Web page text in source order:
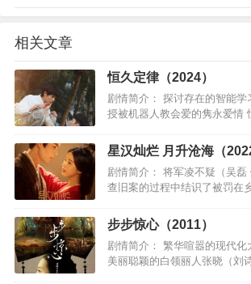
相关文章
恒久定律（2024）
剧情简介： 探讨存在的智能学习，一个冷感历史教
授被机器人教会爱的隽永爱情 恒极智能科技公司研
的恒9（黄礼丰饰演）主要功能
强。对生活冷…
星汉灿烂 月升沧海（
剧情简介： 将军凌不疑（吴磊 饰）大捷归来，在追
查旧案的过程中结识了被罚在
血海深仇的凌不疑与自幼缺爱
也彼此刺伤，…
步步惊心（2011）
剧情简介： 繁华喧嚣的现代化大都市，生活着一个
美丽聪颖的白领丽人张晓（刘